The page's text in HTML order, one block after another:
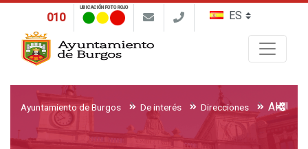
010
UBICACIÓN FOTO ROJO
Ayuntamiento de Burgos De interés Direcciones AINUR